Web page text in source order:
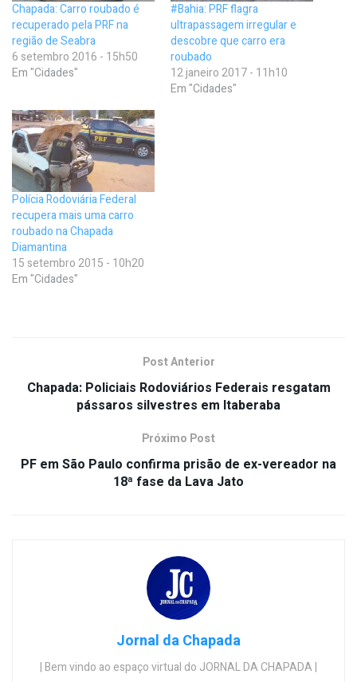
Chapada: Carro roubado é
recuperado pela PRF na
região de Seabra
6 setembro 2016 - 15h50
Em "Cidades"
#Bahia: PRF flagra
ultrapassagem irregular e
descobre que carro era
roubado
12 janeiro 2017 - 11h10
Em "Cidades"
Polícia Rodoviária Federal
recupera mais uma carro
roubado na Chapada
Diamantina
15 setembro 2015 - 10h20
Em "Cidades"
Post Anterior
Chapada: Policiais Rodoviários Federais resgatam
pássaros silvestres em Itaberaba
Próximo Post
PF em São Paulo confirma prisão de ex-vereador na
18ª fase da Lava Jato
Jornal da Chapada
| Bem vindo ao espaço virtual do JORNAL DA CHAPADA |